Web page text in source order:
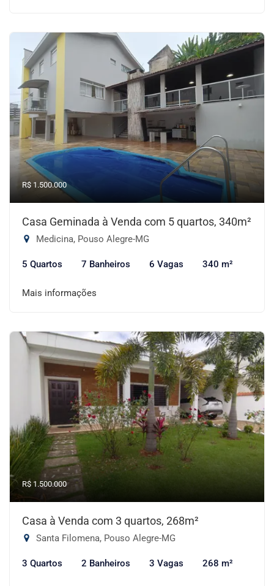
R$ 1.500.000
Casa Geminada à Venda com 5 quartos, 340m²
Medicina, Pouso Alegre-MG
5 Quartos 7 Banheiros 6 Vagas 340 m²
Mais informações
R$ 1.500.000
Casa à Venda com 3 quartos, 268m²
Santa Filomena, Pouso Alegre-MG
3 Quartos 2 Banheiros 3 Vagas 268 m²